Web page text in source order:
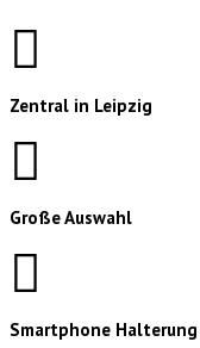
Zentral in Leipzig
Große Auswahl
Smartphone Halterung